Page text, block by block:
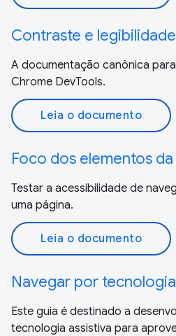
Contraste e legibilidade
A documentação canônica
Chrome DevTools.
Leia o documento
Foco dos elementos
Testar a acessibilidade de
uma página.
Leia o documento
Navegar por
Este guia é destinado a
tecnologia assistiva para